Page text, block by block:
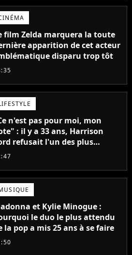
film Zelda marquera la toute
apparition de cet acteur
disparu trop tôt
n'est pas pour moi, mon
: il y a 33 ans, Harrison
refusait l'un des plus
succès de tous les temps
et Kylie Minogue :
le duo le plus attendu
la pop a mis 25 ans à se faire